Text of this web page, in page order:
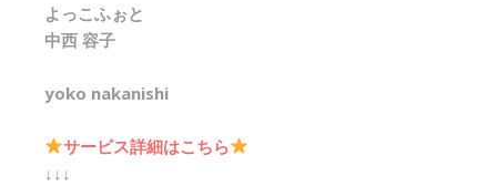
よっこふぉと
中西 容子
yoko nakanishi
サービス詳細はこちら
↓↓↓